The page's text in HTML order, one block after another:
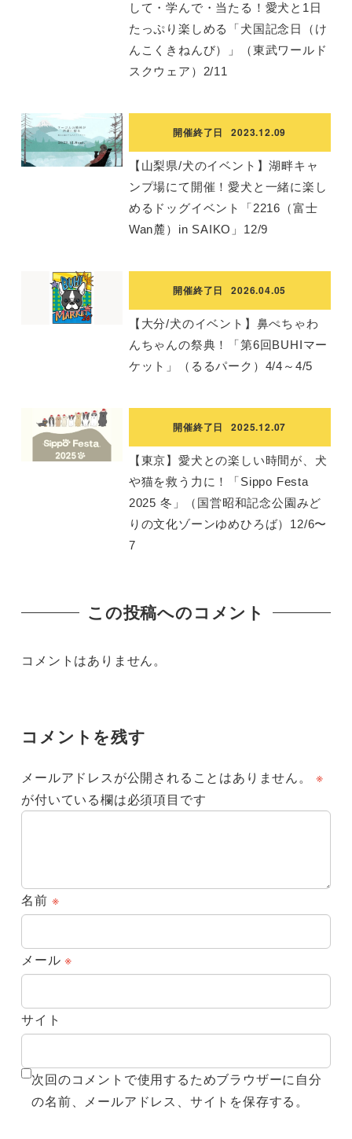
して・学んで・当たる！愛犬と1日
たっぷり楽しめる「犬国記念日（け
んこくきねんび）」（東武ワールド
スクウェア）2/11
開催終了日 2023.12.09
【山梨県/犬のイベント】湖畔キャ
ンプ場にて開催！愛犬と一緒に楽し
めるドッグイベント「2216（富士
Wan麓）in SAIKO」12/9
開催終了日 2026.04.05
【大分/犬のイベント】鼻ぺちゃわ
んちゃんの祭典！「第6回BUHIマー
ケット」（るるパーク）4/4～4/5
開催終了日 2025.12.07
【東京】愛犬との楽しい時間が、犬
や猫を救う力に！「Sippo Festa
2025 冬」（国営昭和記念公園みど
りの文化ゾーンゆめひろば）12/6〜
7
この投稿へのコメント
コメントはありません。
コメントを残す
メールアドレスが公開されることはありません。
※
が付いている欄は必須項目です
名前 ※
メール※
サイト
次回のコメントで使用するためブラウザーに自分
の名前、メールアドレス、サイトを保存する。